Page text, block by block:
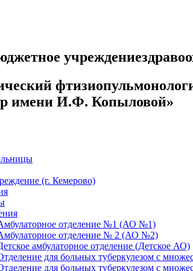
имени И.Ф. Копыловой»
(г. Кемерово)
отделение №1 (АО №1)
отделение № 2 (АО №2)
амбулаторное отделение (Детское АО)
для больных туберкулезом с
для больных туберкулезом с